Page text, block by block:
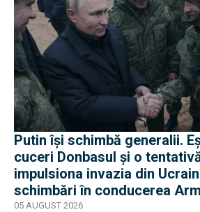
Putin își schimbă generalii.
cuceri Donbasul și o
impulsiona invazia din
schimbări în conducerea
05 AUGUST 2026